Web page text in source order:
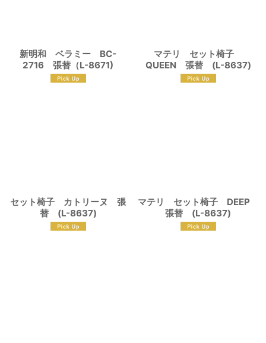
新明和 ベラミー BC-
2716 張替（L-8671)
マテリ セット椅子
QUEEN 張替 (L-8637)
セット椅子 カトリーヌ 張
替 (L-8637)
マテリ セット椅子 DEEP
張替 (L-8637)